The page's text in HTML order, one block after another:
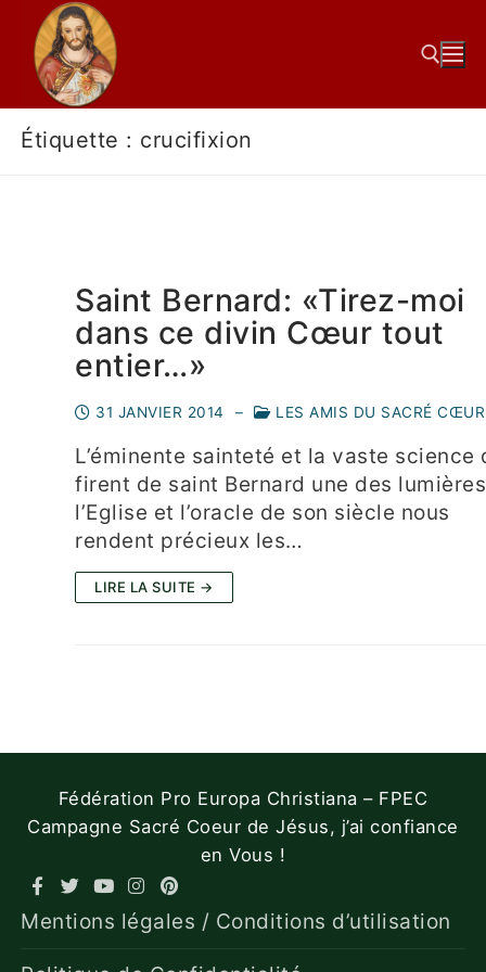
Étiquette : crucifixion
Saint Bernard: «Tirez-moi
dans ce divin Cœur tout
entier…»
31 JANVIER 2014 – LES AMIS DU SACRÉ CŒUR
L’éminente sainteté et la vaste science
firent de saint Bernard une des
l’Eglise et l’oracle de son siècle nous
rendent précieux les…
LIRE LA SUITE →
Fédération Pro Europa Christiana – FPEC
Campagne Sacré Coeur de Jésus, j’ai confiance
en Vous !
Mentions légales / Conditions d’utilisation